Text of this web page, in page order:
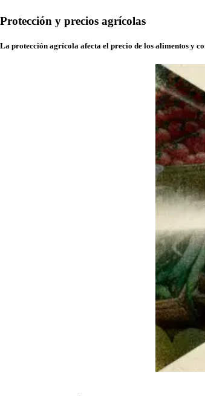
Protección y precios agrícolas
La protección agrícola afecta el precio de los alimentos y